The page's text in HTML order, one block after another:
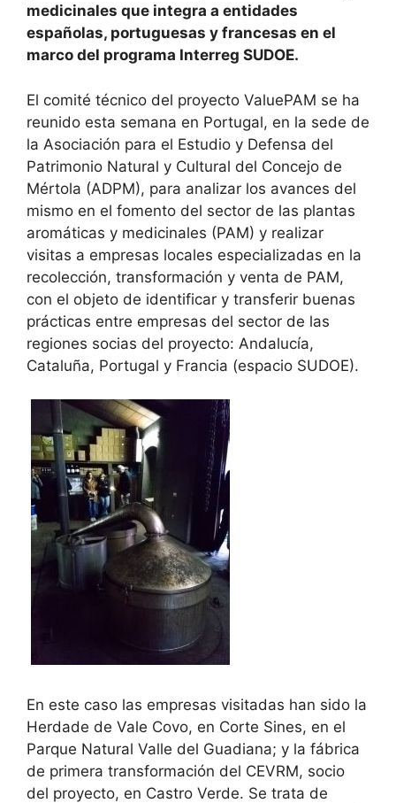
medicinales que integra a entidades
españolas, portuguesas y francesas en el
marco del programa Interreg SUDOE.
El comité técnico del proyecto ValuePAM se ha
reunido esta semana en Portugal, en la sede de
la Asociación para el Estudio y Defensa del
Patrimonio Natural y Cultural del Concejo de
Mértola (ADPM), para analizar los avances del
mismo en el fomento del sector de las plantas
aromáticas y medicinales (PAM) y realizar
visitas a empresas locales especializadas en la
recolección, transformación y venta de PAM,
con el objeto de identificar y transferir buenas
prácticas entre empresas del sector de las
regiones socias del proyecto: Andalucía,
Cataluña, Portugal y Francia (espacio SUDOE).
En este caso las empresas visitadas han sido la
Herdade de Vale Covo, en Corte Sines, en el
Parque Natural Valle del Guadiana; y la fábrica
de primera transformación del CEVRM, socio
del proyecto, en Castro Verde. Se trata de